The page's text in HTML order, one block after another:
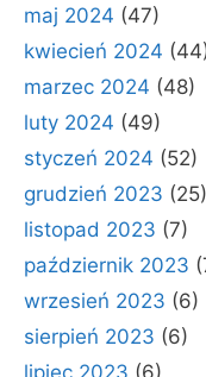
maj 2024 (47)
kwiecień 2024
marzec 2024 (48)
luty 2024 (49)
styczeń 2024 (52)
grudzień 2023 (25)
listopad 2023 (7)
październik 2023
wrzesień 2023 (6)
sierpień 2023 (6)